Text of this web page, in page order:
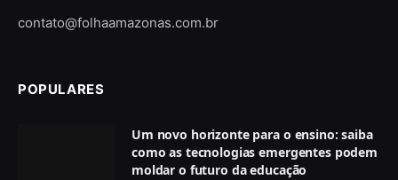
contato@folhaamazonas.com.br
POPULARES
Um novo horizonte para o ensino: saiba
como as tecnologias emergentes podem
moldar o futuro da educação